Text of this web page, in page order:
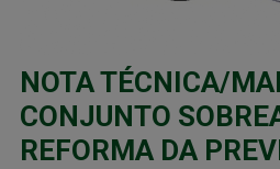
NOTA TÉCNICA/
CONJUNTO
REFORMA DA